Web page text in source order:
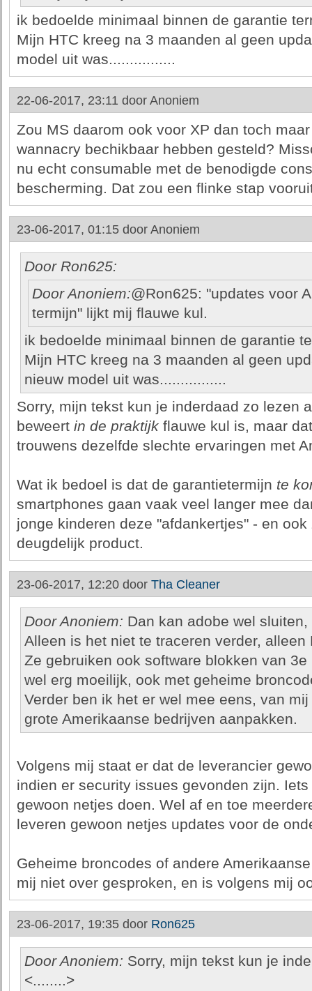
ik bedoelde minimaal binnen de garantie
Mijn HTC kreeg na 3 maanden al geen
model uit was................
22-06-2017, 23:11 door Anoniem
Zou MS daarom ook voor XP dan toch
wannacry bechikbaar hebben gesteld?
nu echt consumable met de benodigde
bescherming. Dat zou een flinke stap
23-06-2017, 01:15 door Anoniem
Door Ron625:
Door Anoniem:@Ron625: "updates voor
termijn" lijkt mij flauwe kul.
ik bedoelde minimaal binnen de garantie
Mijn HTC kreeg na 3 maanden al geen
nieuw model uit was................
Sorry, mijn tekst kun je inderdaad zo lezen
beweert in de praktijk flauwe kul is, maar
trouwens dezelfde slechte ervaringen met
Wat ik bedoel is dat de garantietermijn te
smartphones gaan vaak veel langer mee
jonge kinderen deze "afdankertjes" - en
deugdelijk product.
23-06-2017, 12:20 door Tha Cleaner
Door Anoniem: Dan kan adobe wel sluiten,
Alleen is het niet te traceren verder, alleen
Ze gebruiken ook software blokken van
wel erg moeilijk, ook met geheime
Verder ben ik het er wel mee eens, van
grote Amerikaanse bedrijven aanpakken.
Volgens mij staat er dat de leverancier
indien er security issues gevonden zijn.
gewoon netjes doen. Wel af en toe
leveren gewoon netjes updates voor de
Geheime broncodes of andere
mij niet over gesproken, en is volgens mij
23-06-2017, 19:35 door Ron625
Door Anoniem: Sorry, mijn tekst kun je
<........>